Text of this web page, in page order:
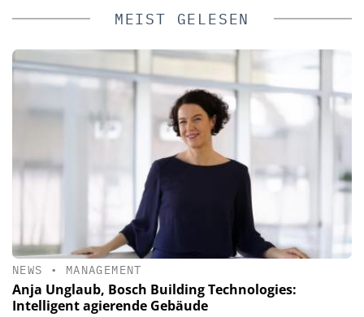
MEIST GELESEN
NEWS • MANAGEMENT
Anja Unglaub, Bosch Building Technologies:
Intelligent agierende Gebäude